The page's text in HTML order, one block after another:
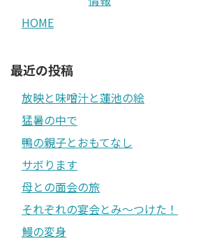
HOME
最近の投稿
放映と味噌汁と蓮池の絵
猛暑の中で
鴨の親子とおもてなし
サボります
母との面会の旅
それぞれの宴会とみ〜つけた！
鰻の変身